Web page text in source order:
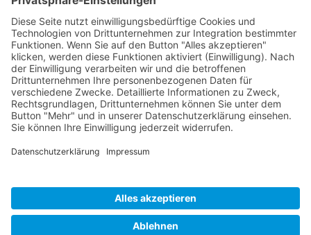
Impressum
Datenschutzbestimmungen
Haftungsausschluß - AGB